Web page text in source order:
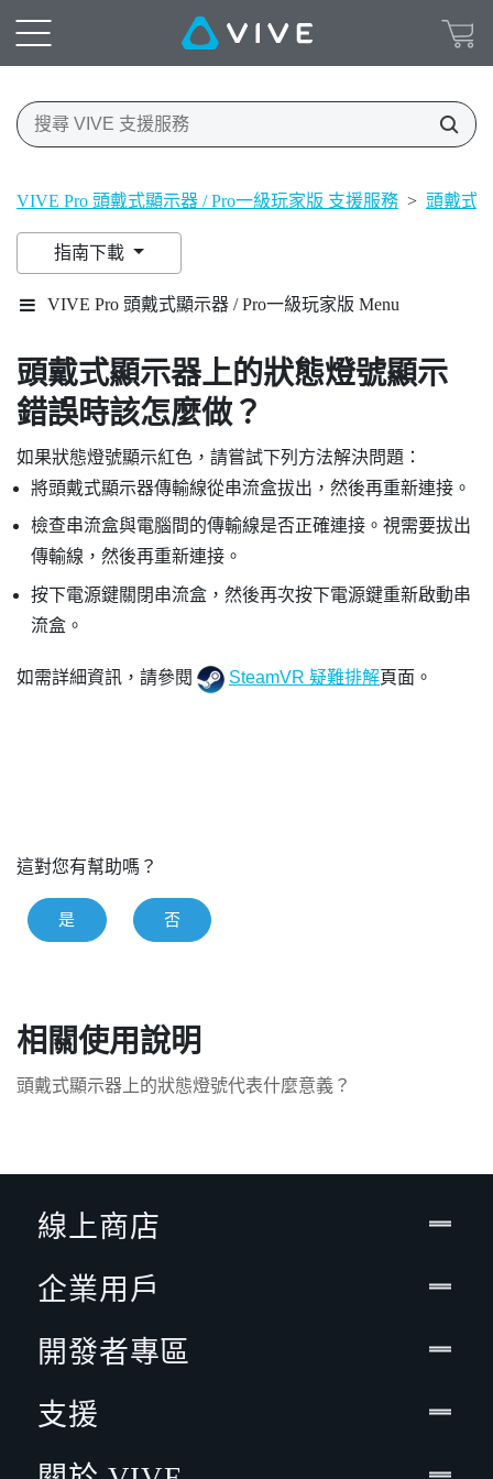
VIVE Pro 頭戴式顯示器 / Pro一級玩家版 支援服務 > 頭戴式
指南下載
VIVE Pro 頭戴式顯示器 / Pro一級玩家版 Menu
頭戴式顯示器上的狀態燈號顯示
錯誤時該怎麼做？
如果狀態燈號顯示紅色，請嘗試下列方法解決問題：
將頭戴式顯示器傳輸線從串流盒拔出，然後再重新連接。
檢查串流盒與電腦間的傳輸線是否正確連接。視需要拔出
傳輸線，然後再重新連接。
按下電源鍵關閉串流盒，然後再次按下電源鍵重新啟動串
流盒。
如需詳細資訊，請參閱 SteamVR 疑難排解頁面。
這對您有幫助嗎？
是 否
相關使用說明
頭戴式顯示器上的狀態燈號代表什麼意義？
線上商店
企業用戶
開發者專區
支援